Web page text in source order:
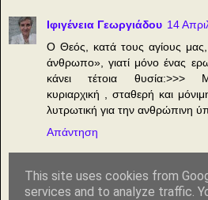
Ιφιγένεια Γεωργιάδου 14
Ο Θεός, κατά τους αγίους μας,
άνθρωπο», γιατί μόνο ένας
κάνει τέτοια θυσία:>>>
κυριαρχική , σταθερή και
λυτρωτική για την ανθρώπινη
Απάντηση